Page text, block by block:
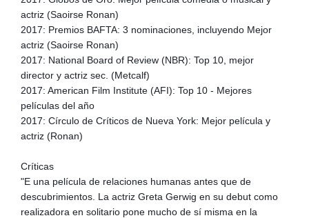
actriz (Saoirse Ronan)
2017: Premios BAFTA: 3 nominaciones, incluyendo Mejor
actriz (Saoirse Ronan)
2017: National Board of Review (NBR): Top 10, mejor
director y actriz sec. (Metcalf)
2017: American Film Institute (AFI): Top 10 - Mejores
películas del año
2017: Círculo de Críticos de Nueva York: Mejor película y
actriz (Ronan)
Críticas
"E una película de relaciones humanas antes que de
descubrimientos. La actriz Greta Gerwig en su debut como
realizadora en solitario pone mucho de sí misma en la